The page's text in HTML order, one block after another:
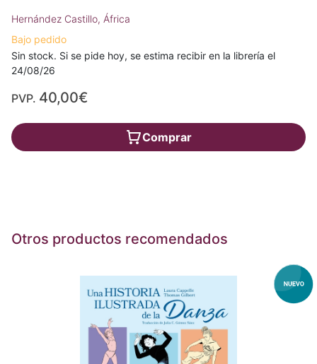
Hernández Castillo, África
Bajo pedido
Sin stock. Si se pide hoy, se estima recibir en la librería el
24/08/26
PVP. 40,00€
Comprar
Otros productos recomendados